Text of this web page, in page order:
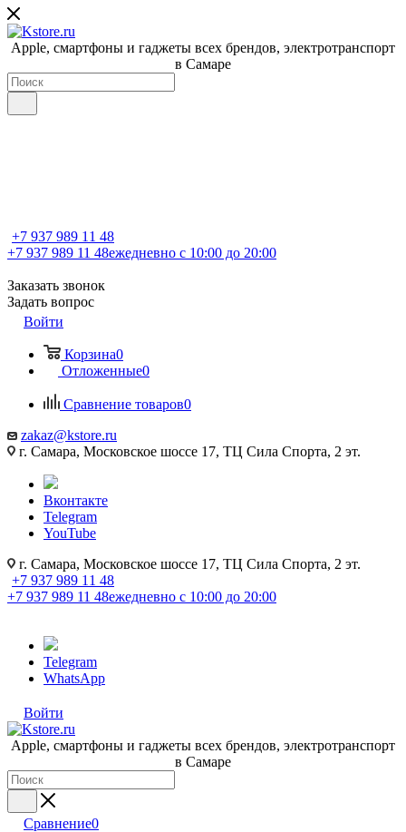
Apple, cмартфоны и гаджеты всех брендов, электротранспорт
в Самаре
+7 937 989 11 48
+7 937 989 11 48ежедневно с 10:00 до 20:00
Заказать звонок
Задать вопрос
Войти
Корзина0
Отложенные0
Сравнение товаров0
zakaz@kstore.ru
г. Самара, Московское шоссе 17, ТЦ Сила Спорта, 2 эт.
Вконтакте
Telegram
YouTube
г. Самара, Московское шоссе 17, ТЦ Сила Спорта, 2 эт.
+7 937 989 11 48
+7 937 989 11 48ежедневно с 10:00 до 20:00
Telegram
WhatsApp
Войти
Apple, cмартфоны и гаджеты всех брендов, электротранспорт
в Самаре
Сравнение0